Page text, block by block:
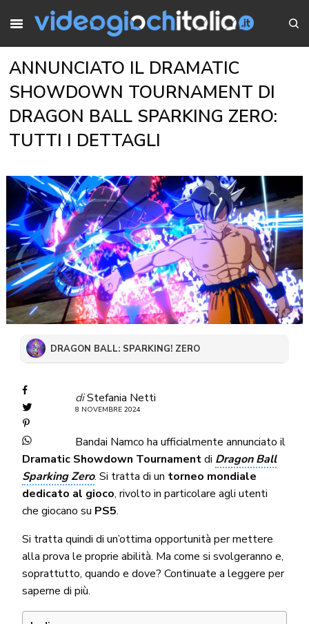
ANNUNCIATO IL DRAMATIC
SHOWDOWN TOURNAMENT DI
DRAGON BALL SPARKING ZERO:
TUTTI I DETTAGLI
DRAGON BALL: SPARKING! ZERO
diStefania Netti
8 NOVEMBRE 2024
Bandai Namco ha ufficialmente annunciato il
Dramatic Showdown Tournamentdi Dragon Ball
Sparking Zero. Si tratta di un torneo mondiale
dedicato al gioco, rivolto in particolare agli utenti
che giocano su PS5.
Si tratta quindi di un’ottima opportunità per mettere
alla prova le proprie abilità. Ma come si svolgeranno e,
soprattutto, quando e dove? Continuate a leggere per
saperne di più.